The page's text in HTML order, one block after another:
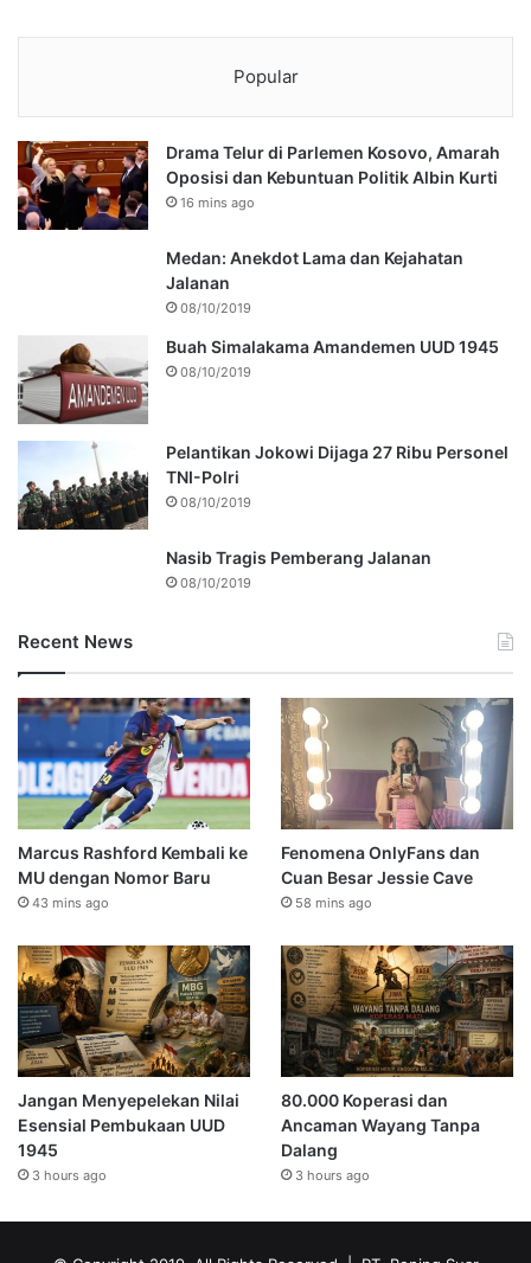
Popular
Drama Telur di Parlemen Kosovo, Amarah
Oposisi dan Kebuntuan Politik Albin Kurti
16 mins ago
Medan: Anekdot Lama dan Kejahatan
Jalanan
08/10/2019
Buah Simalakama Amandemen UUD 1945
08/10/2019
Pelantikan Jokowi Dijaga 27 Ribu Personel
TNI-Polri
08/10/2019
Nasib Tragis Pemberang Jalanan
08/10/2019
Recent News
Marcus Rashford Kembali ke
MU dengan Nomor Baru
43 mins ago
Fenomena OnlyFans dan
Cuan Besar Jessie Cave
58 mins ago
Jangan Menyepelekan Nilai
Esensial Pembukaan UUD
1945
3 hours ago
80.000 Koperasi dan
Ancaman Wayang Tanpa
Dalang
3 hours ago